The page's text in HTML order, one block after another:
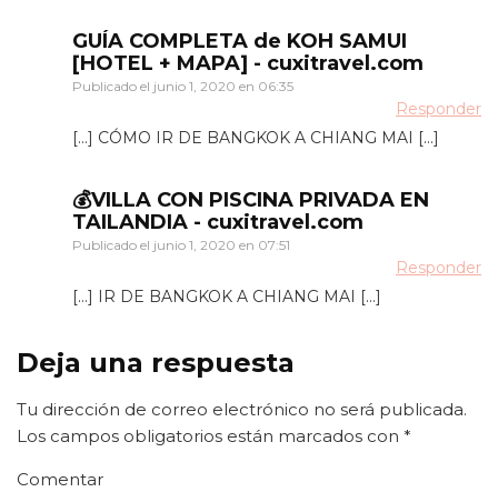
GUÍA COMPLETA de KOH SAMUI
[HOTEL + MAPA] - cuxitravel.com
Publicado el junio 1, 2020 en 06:35
Responder
[…] CÓMO IR DE BANGKOK A CHIANG MAI […]
💰VILLA CON PISCINA PRIVADA EN
TAILANDIA - cuxitravel.com
Publicado el junio 1, 2020 en 07:51
Responder
[…] IR DE BANGKOK A CHIANG MAI […]
Deja una respuesta
Tu dirección de correo electrónico no será publicada.
Los campos obligatorios están marcados con *
Comentar